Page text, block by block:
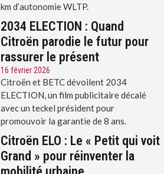
km d’autonomie WLTP.
2034 ELECTION : Quand
Citroën parodie le futur pour
rassurer le présent
16 février 2026
Citroën et BETC dévoilent 2034
ELECTION, un film publicitaire décalé
avec un teckel président pour
promouvoir la garantie de 8 ans.
Citroën ELO : Le « Petit qui voit
Grand » pour réinventer la